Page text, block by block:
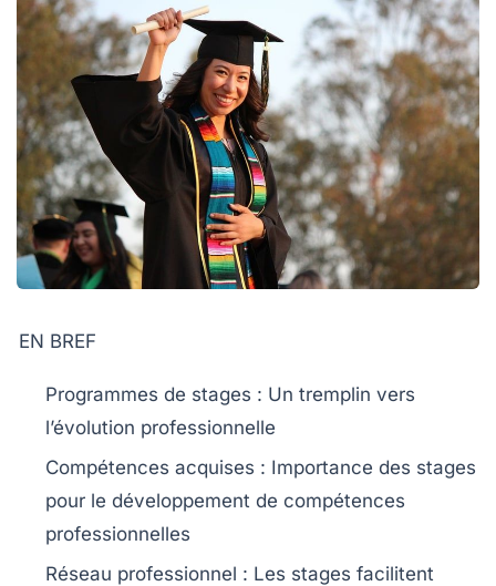
EN BREF
Programmes de stages : Un tremplin vers
l’évolution professionnelle
Compétences acquises : Importance des stages
pour le développement de compétences
professionnelles
Réseau professionnel : Les stages facilitent